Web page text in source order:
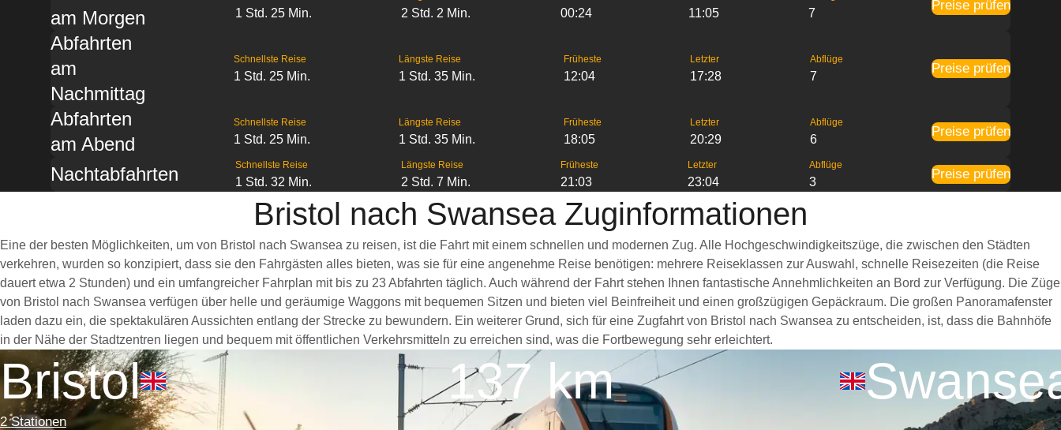
am Morgen
1 Std. 25 Min. 2 Std. 2 Min. 00:24 11:05 7
Preise prüfen
Abfahrten
am
Nachmittag
Schnellste Reise
1 Std. 25 Min.
Längste Reise
1 Std. 35 Min.
Früheste
12:04
Letzter
17:28
Abflüge
7
Preise prüfen
Abfahrten
am Abend
Schnellste Reise
1 Std. 25 Min.
Längste Reise
1 Std. 35 Min.
Früheste
18:05
Letzter
20:29
Abflüge
6
Preise prüfen
Nachtabfahrten Schnellste Reise
1 Std. 32 Min.
Längste Reise
2 Std. 7 Min.
Früheste
21:03
Letzter
23:04
Abflüge
3
Preise prüfen
Bristol nach Swansea Zuginformationen
Eine der besten Möglichkeiten, um von Bristol nach Swansea zu reisen, ist die Fahrt mit einem schnellen und modernen Zug. Alle Hochgeschwindigkeitszüge, die zwischen den Städten
verkehren, wurden so konzipiert, dass sie den Fahrgästen alles bieten, was sie für eine angenehme Reise benötigen: mehrere Reiseklassen zur Auswahl, schnelle Reisezeiten (die Reise
dauert etwa 2 Stunden) und ein umfangreicher Fahrplan mit bis zu 23 Abfahrten täglich. Auch während der Fahrt stehen Ihnen fantastische Annehmlichkeiten an Bord zur Verfügung. Die Züge
von Bristol nach Swansea verfügen über helle und geräumige Waggons mit bequemen Sitzen und bieten viel Beinfreiheit und einen großzügigen Gepäckraum. Die großen Panoramafenster
laden dazu ein, die spektakulären Aussichten entlang der Strecke zu bewundern. Ein weiterer Grund, sich für eine Zugfahrt von Bristol nach Swansea zu entscheiden, ist, dass die Bahnhöfe
in der Nähe der Stadtzentren liegen und bequem mit öffentlichen Verkehrsmitteln zu erreichen sind, was die Fortbewegung sehr erleichtert.
Bristol
2 Stationen
137 km